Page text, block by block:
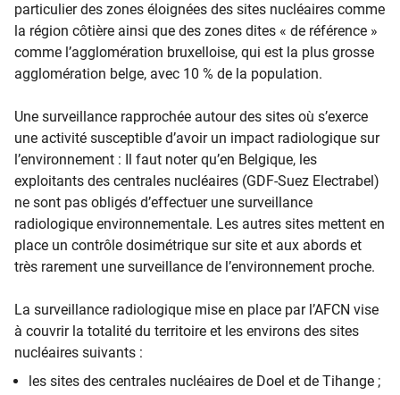
particulier des zones éloignées des sites nucléaires comme
la région côtière ainsi que des zones dites « de référence »
comme l’agglomération bruxelloise, qui est la plus grosse
agglomération belge, avec 10 % de la population.
Une surveillance rapprochée autour des sites où s’exerce
une activité susceptible d’avoir un impact radiologique sur
l’environnement : Il faut noter qu’en Belgique, les
exploitants des centrales nucléaires (GDF-Suez Electrabel)
ne sont pas obligés d’effectuer une surveillance
radiologique environnementale. Les autres sites mettent en
place un contrôle dosimétrique sur site et aux abords et
très rarement une surveillance de l’environnement proche.
La surveillance radiologique mise en place par l’AFCN vise
à couvrir la totalité du territoire et les environs des sites
nucléaires suivants :
les sites des centrales nucléaires de Doel et de Tihange ;